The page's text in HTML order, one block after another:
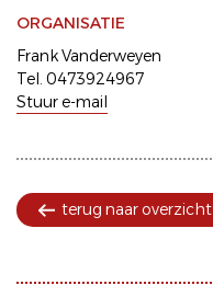
ORGANISATIE
Frank Vanderweyen
Tel. 0473924967
Stuur e-mail
terug naar overzicht